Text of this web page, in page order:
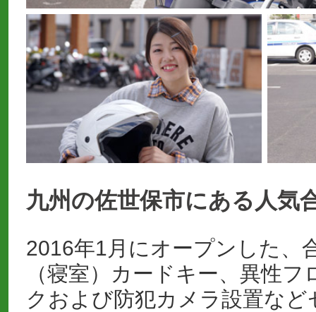
九州の佐世保市にある人気
2016年1月にオープンした、
（寝室）カードキー、異性
クおよび防犯カメラ設置な